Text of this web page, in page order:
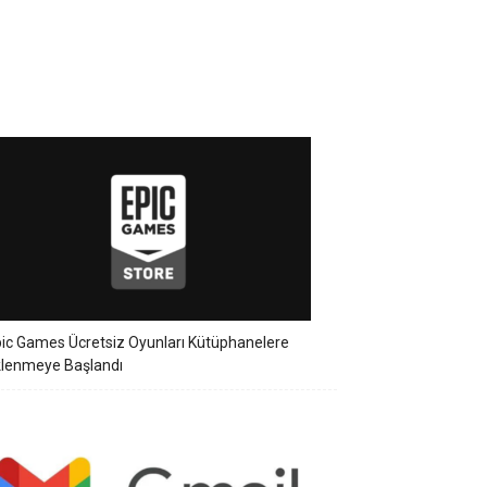
Games Ücretsiz Oyunları Kütüphanelere
Başlandı